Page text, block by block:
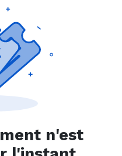
n'est